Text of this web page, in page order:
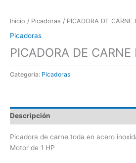
Inicio / Picadoras / PICADORA DE CARNE
Picadoras
PICADORA DE CARNE
Categoría: Picadoras
Descripción
Picadora de carne toda en acero
Motor de 1 HP